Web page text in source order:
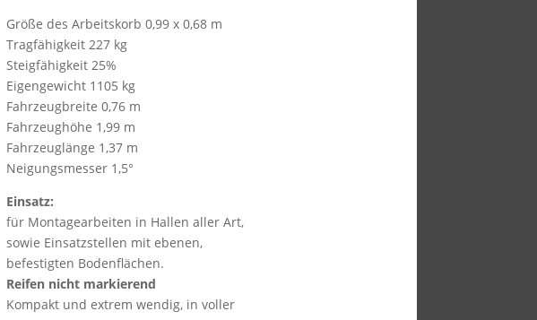
Größe des Arbeitskorb 0,99 x 0,68 m
Tragfähigkeit 227 kg
Steigfähigkeit 25%
Eigengewicht 1105 kg
Fahrzeugbreite 0,76 m
Fahrzeughöhe 1,99 m
Fahrzeuglänge 1,37 m
Neigungsmesser 1,5°
Einsatz:
für Montagearbeiten in Hallen aller Art,
sowie Einsatzstellen mit ebenen,
befestigten Bodenflächen.
Reifen nicht markierend
Kompakt und extrem wendig, in voller